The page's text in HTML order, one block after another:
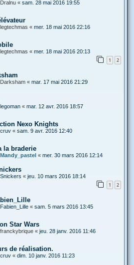
Dralnu « sam. 28 mai 2016 19:55
legtechmas « mer. 18 mai 2016 22:16
legtechmas « mer. 18 mai 2016 20:13
1 2
Darksham « mar. 17 mai 2016 21:29
legoman « mar. 12 avr. 2016 18:57
Nexo Knights
cruv « sam. 9 avr. 2016 12:40
la braderie
Mandy_pastel « mer. 30 mars 2016 12:14
Snickers « jeu. 10 mars 2016 18:14
1 2
Fabien_Lille « sam. 5 mars 2016 13:45
Star Wars
franckybrique « jeu. 28 janv. 2016 11:46
de réalisation.
cruv « dim. 10 janv. 2016 11:23